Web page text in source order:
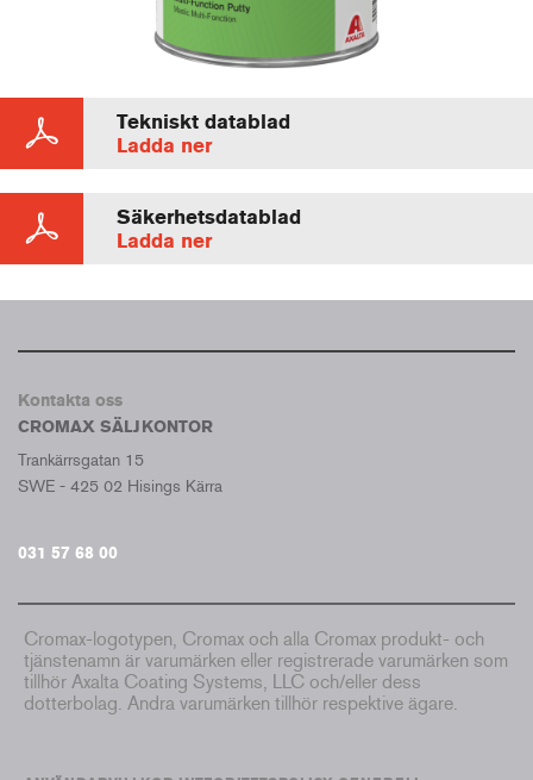
Tekniskt datablad
Ladda ner
Säkerhetsdatablad
Ladda ner
Kontakta oss
CROMAX SÄLJKONTOR
Trankärrsgatan 15
SWE - 425 02 Hisings Kärra
031 57 68 00
Cromax-logotypen, Cromax och alla Cromax produkt- och
tjänstenamn är varumärken eller registrerade varumärken som
tillhör Axalta Coating Systems, LLC och/eller dess
dotterbolag. Andra varumärken tillhör respektive ägare.